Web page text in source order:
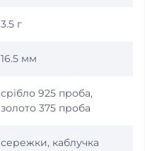
3.5 г
16.5 мм
срібло 925 проба,
золото 375 проба
сережки, каблучка